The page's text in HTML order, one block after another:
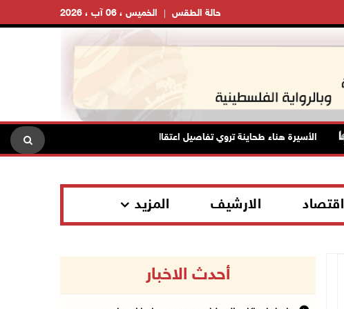
الخميس ، 06 آب ، 2026 حالة الطقس
الأسيرة هناء طحاينة تروي تفاصيل اعتقالها: حُرمت من وداع أطفالها وتعرضت للإهانة
اقتصاد الارشيف المزيد
أحدث الاخبار